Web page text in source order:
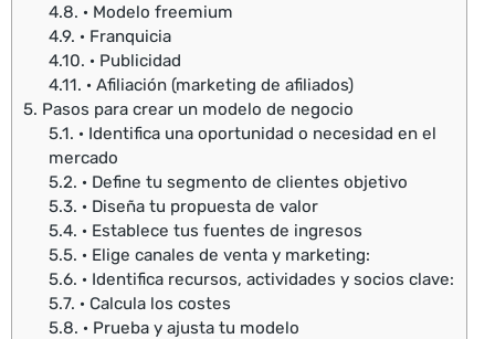
4.8. · Modelo freemium
4.9. · Franquicia
4.10. · Publicidad
4.11. · Afiliación (marketing de afiliados)
5. Pasos para crear un modelo de negocio
5.1. · Identifica una oportunidad o necesidad en el
mercado
5.2. · Define tu segmento de clientes objetivo
5.3. · Diseña tu propuesta de valor
5.4. · Establece tus fuentes de ingresos
5.5. · Elige canales de venta y marketing:
5.6. · Identifica recursos, actividades y socios clave:
5.7. · Calcula los costes
5.8. · Prueba y ajusta tu modelo